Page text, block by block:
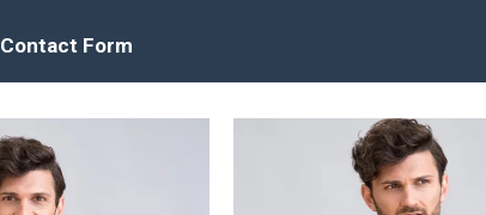
Contact Form